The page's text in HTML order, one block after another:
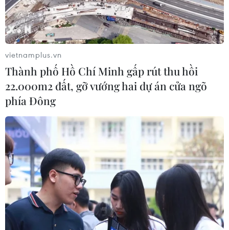
Bảo mẫu tại cơ sở mầm non thừa
nhận hành vi bạo hành hai trẻ
07/08/2026 12:27
Phát hiện đối tượng tàng trữ trái
phép vũ khí quân dụng
07/08/2026 12:25
Tây Ninh cảnh báo giả mạo cơ quan
đăng ký kinh doanh để lừa đảo
doanh nghiệp
07/08/2026 08:38
vietnamplus.vn
Thành phố Hồ Chí Minh gấp rút thu hồi
22.000m2 đất, gỡ vướng hai dự án cửa ngõ
phía Đông